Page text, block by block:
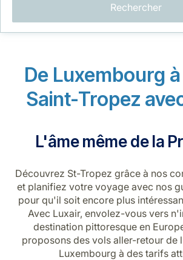
LuxairGroup
Carrières chez Luxair
Rechercher
De Luxembourg
Saint-Tropez
L'âme même de la
Découvrez St-Tropez grâce à nos
et planifiez votre voyage avec nos
pour qu'il soit encore plus
Avec Luxair, envolez-vous vers
destination pittoresque en
proposons des vols aller-retour de
Luxembourg à des tarifs